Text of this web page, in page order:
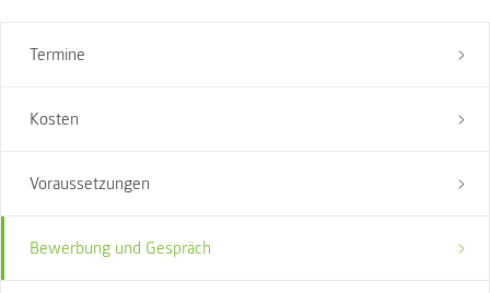
Termine
Kosten
Voraussetzungen
Bewerbung und Gespräch